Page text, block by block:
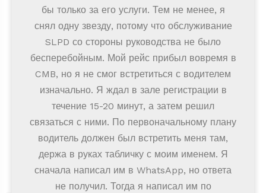
бы только за его услуги. Тем не менее, я
снял одну звезду, потому что обслуживание
SLPD со стороны руководства не было
бесперебойным. Мой рейс прибыл вовремя в
CMB, но я не смог встретиться с водителем
изначально. Я ждал в зале регистрации в
течение 15-20 минут, а затем решил
связаться с ними. По первоначальному плану
водитель должен был встретить меня там,
держа в руках табличку с моим именем. Я
сначала написал им в WhatsApp, но ответа
не получил. Тогда я написал им по